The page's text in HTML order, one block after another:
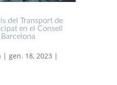
del Transport de
en el Consell
| gen. 18, 2023 |